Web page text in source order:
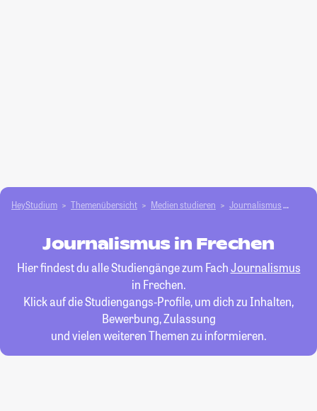
HeyStudium Themenübersicht Medien studieren Journalismus
Journalismus in Frechen
Hier findest du alle Studiengänge zum FachJournalismus
in Frechen.
Klick auf die Studiengangs-Profile, um dich zu Inhalten,
Bewerbung, Zulassung
und vielen weiteren Themen zu informieren.